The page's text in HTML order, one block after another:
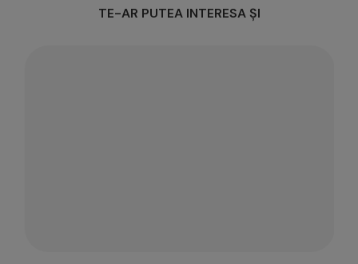
TE-AR PUTEA INTERESA ȘI